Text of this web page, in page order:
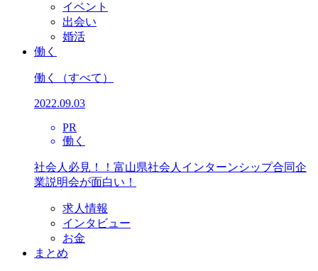
イベント
出会い
婚活
働く
働く （すべて）
2022.09.03
PR
働く
社会人必見！！富山県社会人インターンシップ合同企
業説明会が面白い！
求人情報
インタビュー
お金
まとめ